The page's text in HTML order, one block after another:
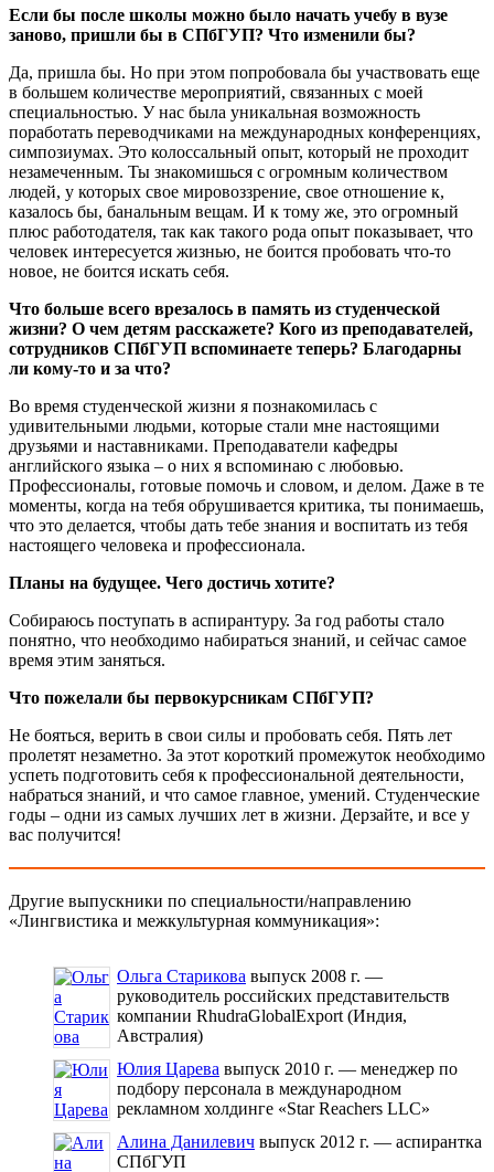
Если бы после школы можно было начать учебу в вузе
заново, пришли бы в СПбГУП? Что изменили бы?
Да, пришла бы. Но при этом попробовала бы участвовать еще
в большем количестве мероприятий, связанных с моей
специальностью. У нас была уникальная возможность
поработать переводчиками на международных конференциях,
симпозиумах. Это колоссальный опыт, который не проходит
незамеченным. Ты знакомишься с огромным количеством
людей, у которых свое мировоззрение, свое отношение к,
казалось бы, банальным вещам. И к тому же, это огромный
плюс работодателя, так как такого рода опыт показывает, что
человек интересуется жизнью, не боится пробовать что-то
новое, не боится искать себя.
Что больше всего врезалось в память из студенческой
жизни? О чем детям расскажете? Кого из преподавателей,
сотрудников СПбГУП вспоминаете теперь? Благодарны
ли кому-то и за что?
Во время студенческой жизни я познакомилась с
удивительными людьми, которые стали мне настоящими
друзьями и наставниками. Преподаватели кафедры
английского языка – о них я вспоминаю с любовью.
Профессионалы, готовые помочь и словом, и делом. Даже в те
моменты, когда на тебя обрушивается критика, ты понимаешь,
что это делается, чтобы дать тебе знания и воспитать из тебя
настоящего человека и профессионала.
Планы на будущее. Чего достичь хотите?
Собираюсь поступать в аспирантуру. За год работы стало
понятно, что необходимо набираться знаний, и сейчас самое
время этим заняться.
Что пожелали бы первокурсникам СПбГУП?
Не бояться, верить в свои силы и пробовать себя. Пять лет
пролетят незаметно. За этот короткий промежуток необходимо
успеть подготовить себя к профессиональной деятельности,
набраться знаний, и что самое главное, умений. Студенческие
годы – одни из самых лучших лет в жизни. Дерзайте, и все у
вас получится!
Другие выпускники по специальности/направлению
«Лингвистика и межкультурная коммуникация»:
Ольга Старикова выпуск 2008 г. —
руководитель российских представительств
компании RhudraGlobalExport (Индия,
Австралия)
Юлия Царева выпуск 2010 г. — менеджер по
подбору персонала в международном
рекламном холдинге «Star Reachers LLC»
Алина Данилевич выпуск 2012 г. — аспирантка
СПбГУП